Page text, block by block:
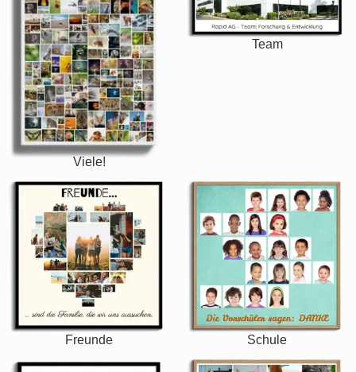
Viele!
Team
Freunde Schule